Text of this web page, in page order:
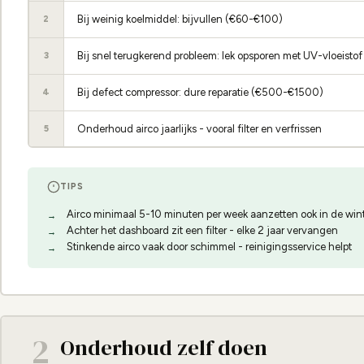
2 Bij weinig koelmiddel: bijvullen (€60-€100)
3 Bij snel terugkerend probleem: lek opsporen met UV-vloeistof
4 Bij defect compressor: dure reparatie (€500-€1500)
5 Onderhoud airco jaarlijks - vooral filter en verfrissen
TIPS
Airco minimaal 5-10 minuten per week aanzetten ook in de
Achter het dashboard zit een filter - elke 2 jaar vervangen
Stinkende airco vaak door schimmel - reinigingsservice helpt
2 Onderhoud zelf doen